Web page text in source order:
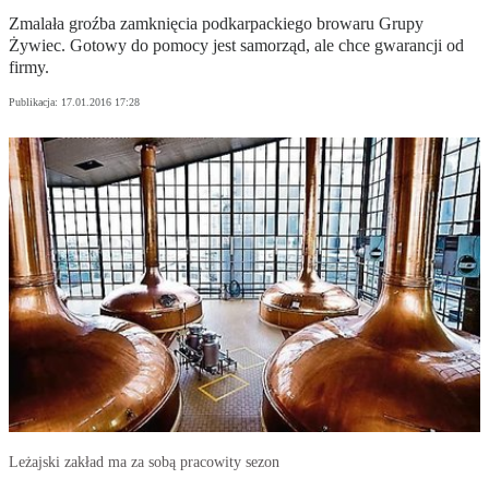
Zmalała groźba zamknięcia podkarpackiego browaru Grupy
Żywiec. Gotowy do pomocy jest samorząd, ale chce gwarancji od
firmy.
Publikacja: 17.01.2016 17:28
Leżajski zakład ma za sobą pracowity sezon